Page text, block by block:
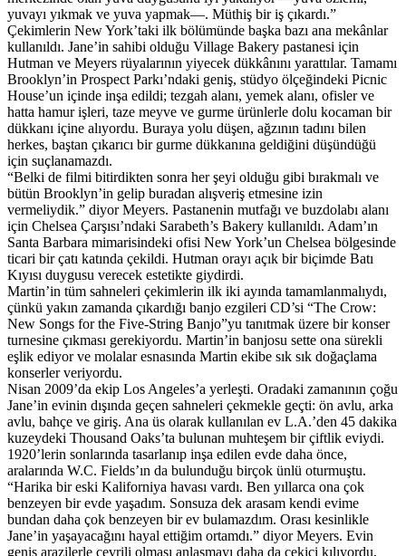
yuvayı yıkmak ve yuva yapmak—. Müthiş bir iş çıkardı.”
Çekimlerin New York’taki ilk bölümünde başka bazı ana mekânlar
kullanıldı. Jane’in sahibi olduğu Village Bakery pastanesi için
Hutman ve Meyers rüyalarının yiyecek dükkânını yarattılar. Tamamı
Brooklyn’in Prospect Parkı’ndaki geniş, stüdyo ölçeğindeki Picnic
House’un içinde inşa edildi; tezgah alanı, yemek alanı, ofisler ve
hatta hamur işleri, taze meyve ve gurme ürünlerle dolu kocaman bir
dükkanı içine alıyordu. Buraya yolu düşen, ağzının tadını bilen
herkes, baştan çıkarıcı bir gurme dükkanına geldiğini düşündüğü
için suçlanamazdı.
“Belki de filmi bitirdikten sonra her şeyi olduğu gibi bırakmalı ve
bütün Brooklyn’in gelip buradan alışveriş etmesine izin
vermeliydik.” diyor Meyers. Pastanenin mutfağı ve buzdolabı alanı
için Chelsea Çarşısı’ndaki Sarabeth’s Bakery kullanıldı. Adam’ın
Santa Barbara mimarisindeki ofisi New York’un Chelsea bölgesinde
ticari bir çatı katında çekildi. Hutman orayı açık bir biçimde Batı
Kıyısı duygusu verecek estetikte giydirdi.
Martin’in tüm sahneleri çekimlerin ilk iki ayında tamamlanmalıydı,
çünkü yakın zamanda çıkardığı banjo ezgileri CD’si “The Crow:
New Songs for the Five-String Banjo”yu tanıtmak üzere bir konser
turnesine çıkması gerekiyordu. Martin’in banjosu sette ona sürekli
eşlik ediyor ve molalar esnasında Martin ekibe sık sık doğaçlama
konserler veriyordu.
Nisan 2009’da ekip Los Angeles’a yerleşti. Oradaki zamanının çoğu
Jane’in evinin dışında geçen sahneleri çekmekle geçti: ön avlu, arka
avlu, bahçe ve giriş. Ana üs olarak kullanılan ev L.A.’den 45 dakika
kuzeydeki Thousand Oaks’ta bulunan muhteşem bir çiftlik eviydi.
1920’lerin sonlarında tasarlanıp inşa edilen evde daha önce,
aralarında W.C. Fields’ın da bulunduğu birçok ünlü oturmuştu.
“Harika bir eski Kaliforniya havası vardı. Ben yıllarca ona çok
benzeyen bir evde yaşadım. Sonsuza dek arasam kendi evime
bundan daha çok benzeyen bir ev bulamazdım. Orası kesinlikle
Jane’in yaşayacağını hayal ettiğim ortamdı.” diyor Meyers. Evin
geniş arazilerle çevrili olması anlaşmayı daha da çekici kılıyordu,